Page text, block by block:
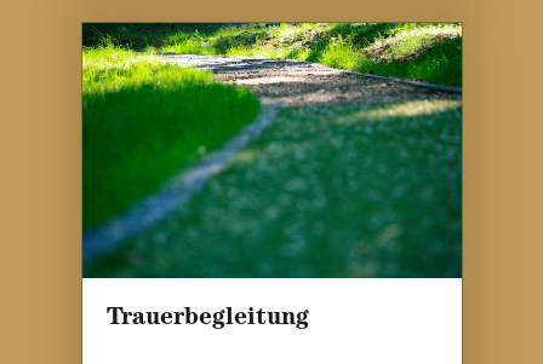
Trauerbegleitung